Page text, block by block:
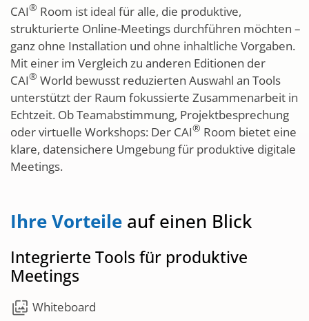
CAI® Room ist ideal für alle, die produktive,
strukturierte Online-Meetings durchführen möchten –
ganz ohne Installation und ohne inhaltliche Vorgaben.
Mit einer im Vergleich zu anderen Editionen der
CAI® World bewusst reduzierten Auswahl an Tools
unterstützt der Raum fokussierte Zusammenarbeit in
Echtzeit. Ob Teamabstimmung, Projektbesprechung
oder virtuelle Workshops: Der CAI® Room bietet eine
klare, datensichere Umgebung für produktive digitale
Meetings.
Ihre Vorteile auf einen Blick
Integrierte Tools für produktive
Meetings
wallpaper_slideshow Whiteboard